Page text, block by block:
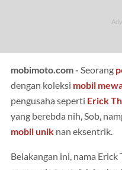
mobimoto.com - Seorang
dengan koleksi mobil
pengusaha seperti Erick
yang berebda nih, Sob,
mobil unik nan eksentrik.
Belakangan ini, nama